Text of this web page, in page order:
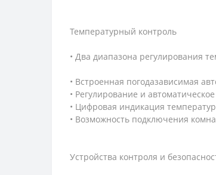
Температурный контроль
• Два диапазона регулирования
• Встроенная погодазависимая
• Регулирование и
• Цифровая индикация
• Возможность подключения
Устройства контроля и